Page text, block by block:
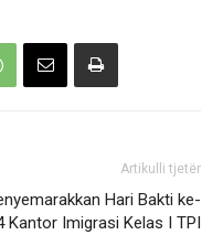
Artikulli tjetër
Hari Bakti ke-
Kantor Imigrasi Kelas I TPI